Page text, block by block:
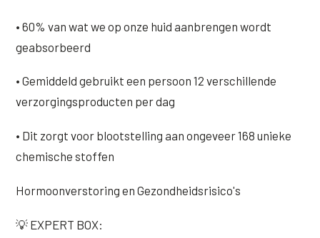
• 60% van wat we op onze huid aanbrengen wordt
geabsorbeerd
• Gemiddeld gebruikt een persoon 12 verschillende
verzorgingsproducten per dag
• Dit zorgt voor blootstelling aan ongeveer 168 unieke
chemische stoffen
Hormoonverstoring en Gezondheidsrisico's
💡 EXPERT BOX: